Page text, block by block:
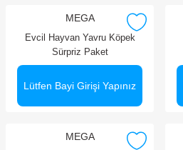
MEGA
Evcil Hayvan Yavru Köpek
Sürpriz Paket
Lütfen Bayi Girişi Yapınız
MEGA